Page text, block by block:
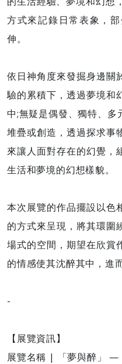
方式來記錄日常表象，
伸。
依日神角度來發掘身邊關
驗的累積下，透過夢境和
中;無疑是偶發、獨特、多
堆疊或創造，透過探求事
來讓人面對存在的幻覺，
生活和夢境的幻想樣貌。
本次展覽的作品擺設以色
的方式來呈現，將其環圍
場式的空間，期望在欣賞
的情感使其沈醉其中，進
-
【展覽資訊】
展覽名稱 | 「夢與醉」 —